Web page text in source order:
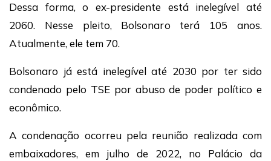
Dessa forma, o ex-presidente está inelegível até
2060. Nesse pleito, Bolsonaro terá 105 anos.
Atualmente, ele tem 70.
Bolsonaro já está inelegível até 2030 por ter sido
condenado pelo TSE por abuso de poder político e
econômico.
A condenação ocorreu pela reunião realizada com
embaixadores, em julho de 2022, no Palácio da